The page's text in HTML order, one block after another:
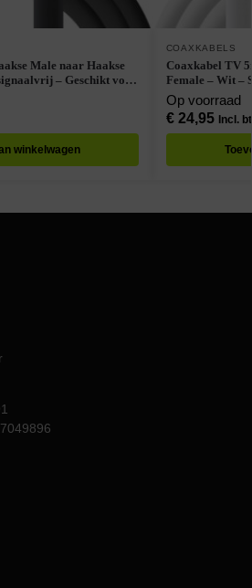
Male naar Haakse
– Geschikt voor
winkelwagen
COAXKABELS
Coaxkabel TV
Female – Wit –
Op voorraad
€24,95 Incl.